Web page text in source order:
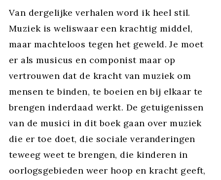
Van dergelijke verhalen word ik heel stil.
Muziek is weliswaar een krachtig middel,
maar machteloos tegen het geweld. Je moet
er als musicus en componist maar op
vertrouwen dat de kracht van muziek om
mensen te binden, te boeien en bij elkaar te
brengen inderdaad werkt. De getuigenissen
van de musici in dit boek gaan over muziek
die er toe doet, die sociale veranderingen
teweeg weet te brengen, die kinderen in
oorlogsgebieden weer hoop en kracht geeft,